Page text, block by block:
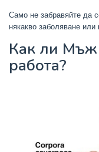
Само не забравяйте да
някакво заболяване
Как ли Мъж
работа?